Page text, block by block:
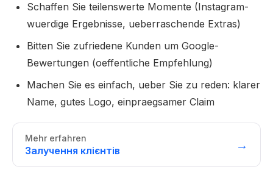
Schaffen Sie teilenswerte Momente (Instagram-
wuerdige Ergebnisse, ueberraschende Extras)
Bitten Sie zufriedene Kunden um Google-
Bewertungen (oeffentliche Empfehlung)
Machen Sie es einfach, ueber Sie zu reden: klarer
Name, gutes Logo, einpraegsamer Claim
Mehr erfahren
Залучення клієнтів →